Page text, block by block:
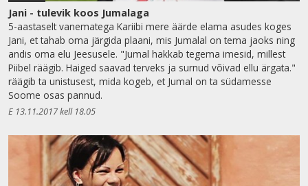
Jani - tulevik koos Jumalaga
5-aastaselt vanematega Kariibi mere äärde elama asudes koges
Jani, et tahab oma järgida plaani, mis Jumalal on tema jaoks ning
andis oma elu Jeesusele. "Jumal hakkab tegema imesid, millest
Piibel räägib. Haiged saavad terveks ja surnud võivad ellu ärgata."
räägib ta unistusest, mida kogeb, et Jumal on ta südamesse
Soome osas pannud.
E 13.11.2017 kell 18.05